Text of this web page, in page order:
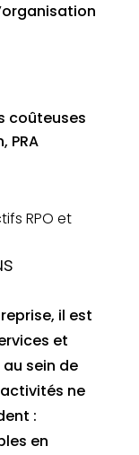
coûteuses
PRA
RPO et
il est
et
sein de
ne
:
en